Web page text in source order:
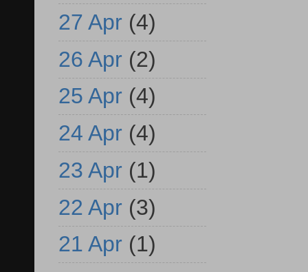
27 Apr (4)
26 Apr (2)
25 Apr (4)
24 Apr (4)
23 Apr (1)
22 Apr (3)
21 Apr (1)